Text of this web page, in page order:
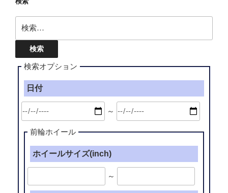
シ
ョ
ン
索:
検索オプション
日付
～
前輪ホイール
ホイールサイズ(inch)
～